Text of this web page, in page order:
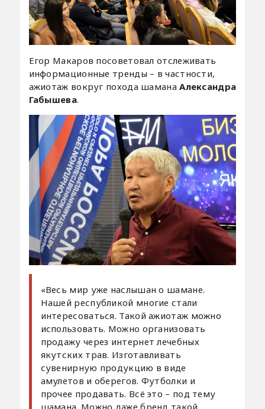
Егор Макаров посоветовал отслеживать
информационные тренды – в частности,
ажиотаж вокруг похода шаманаАлександра
Габышева.
«Весь мир уже наслышан о шамане.
Нашей республикой многие стали
интересоваться. Такой ажиотаж можно
использовать. Можно организовать
продажу через интернет лечебных
якутских трав. Изготавливать
сувенирную продукцию в виде
амулетов и оберегов. Футболки и
прочее продавать. Всё это – под тему